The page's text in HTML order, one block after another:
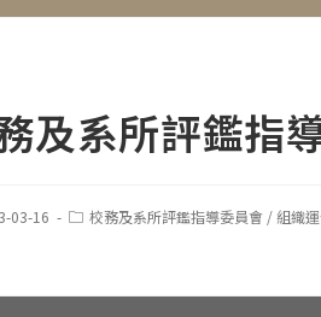
及系所評鑑指
03-16 校務及系所評鑑指導委員會 /組織